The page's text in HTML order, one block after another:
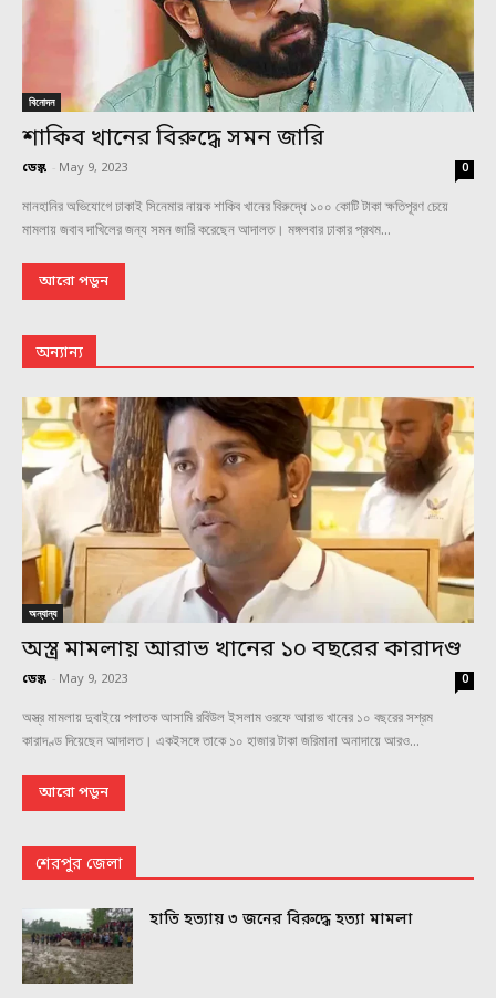
বিনোদন
শাকিব খানের বিরুদ্ধে সমন জারি
ডেস্ক - May 9, 2023 0
মানহানির অভিযোগে ঢাকাই সিনেমার নায়ক শাকিব খানের বিরুদ্ধে ১০০ কোটি টাকা ক্ষতিপূরণ চেয়ে
মামলায় জবাব দাখিলের জন্য সমন জারি করেছেন আদালত। মঙ্গলবার ঢাকার প্রথম...
আরো পড়ুন
অন্যান্য
অন্যান্য
অস্ত্র মামলায় আরাভ খানের ১০ বছরের কারাদণ্ড
ডেস্ক - May 9, 2023 0
অস্ত্র মামলায় দুবাইয়ে পলাতক আসামি রবিউল ইসলাম ওরফে আরাভ খানের ১০ বছরের সশ্রম
কারাদণ্ড দিয়েছেন আদালত। একইসঙ্গে তাকে ১০ হাজার টাকা জরিমানা অনাদায়ে আরও...
আরো পড়ুন
শেরপুর জেলা
হাতি হত্যায় ৩ জনের বিরুদ্ধে হত্যা মামলা